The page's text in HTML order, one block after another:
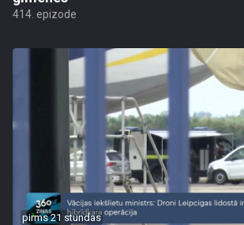
414. epizode
pirms 21 stundas